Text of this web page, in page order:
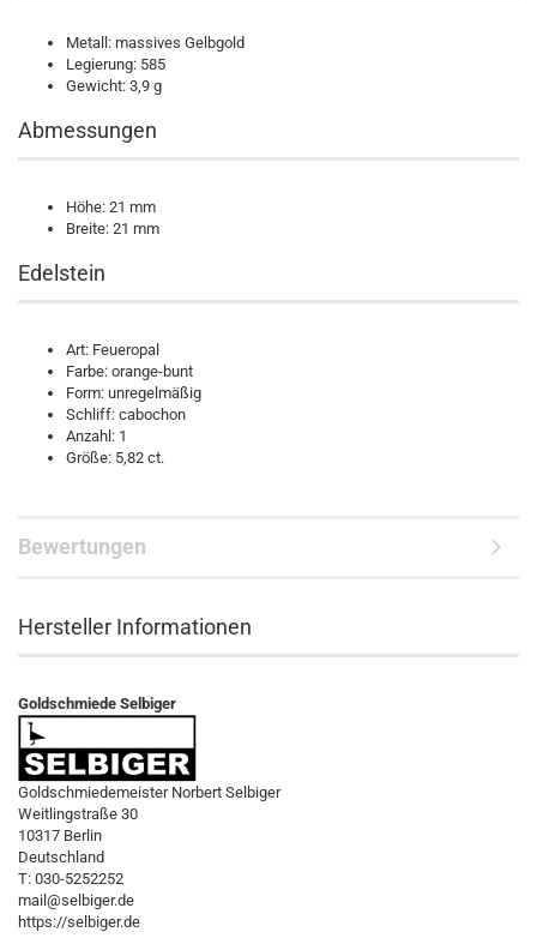
Metall: massives Gelbgold
Legierung: 585
Gewicht: 3,9 g
Abmessungen
Höhe: 21 mm
Breite: 21 mm
Edelstein
Art: Feueropal
Farbe: orange-bunt
Form: unregelmäßig
Schliff: cabochon
Anzahl: 1
Größe: 5,82 ct.
Bewertungen
Hersteller Informationen
Goldschmiede Selbiger
Goldschmiedemeister Norbert Selbiger
Weitlingstraße 30
10317 Berlin
Deutschland
T: 030-5252252
mail@selbiger.de
https://selbiger.de